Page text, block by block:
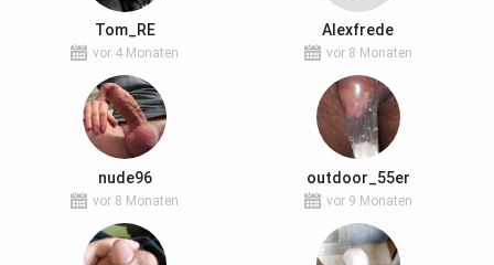
Tom_RE
vor 4 Monaten
Alexfrede
vor 8 Monaten
nude96
vor 8 Monaten
outdoor_55er
vor 9 Monaten